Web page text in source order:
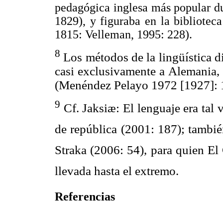
pedagógica inglesa más popular
1829), y figuraba en la
1815: Velleman, 1995: 228).
8 Los métodos de la lingüística
casi exclusivamente a
(Menéndez Pelayo 1972 [1927]:
9 Cf. Jaksiæ: El lenguaje era tal
de república (2001: 187);
Straka (2006: 54), para quien
llevada hasta el extremo.
Referencias